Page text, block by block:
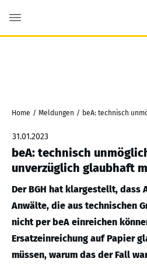
Home / Meldungen /
31.01.2023
beA: technisch
unverzüglich glaubhaft
Der BGH hat klargestellt, dass
Anwälte, die aus technischen
nicht per beA einreichen
Ersatzeinreichung auf Papier
müssen, warum das der Fall